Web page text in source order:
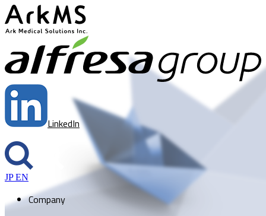
LinkedIn
JP EN
Company